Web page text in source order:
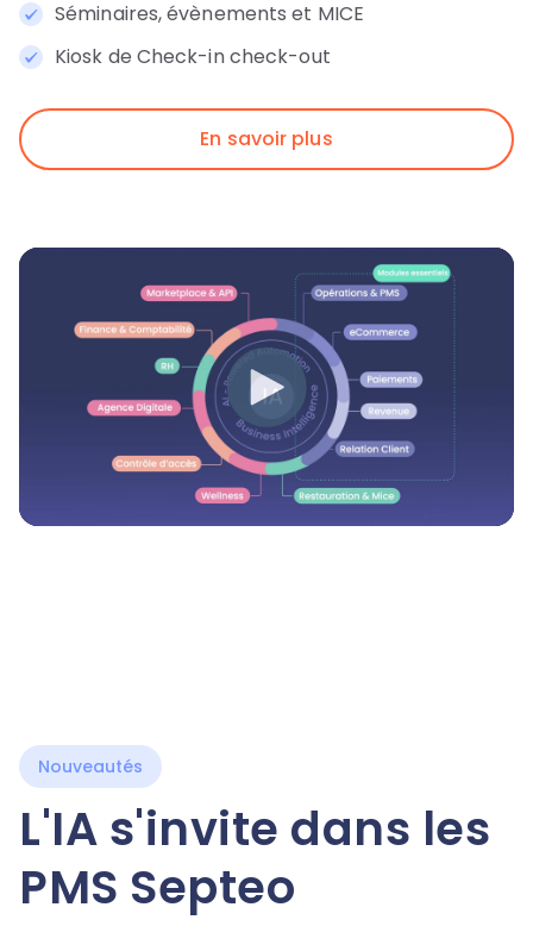
Séminaires, évènements et MICE
Kiosk de Check-in check-out
En savoir plus
Nouveautés
L'IA s'invite dans les
PMS Septeo